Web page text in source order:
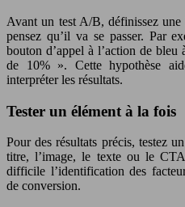
Avant un test A/B, définissez
pensez qu’il va se passer. Par
bouton d’appel à l’action de
de 10% ». Cette hypothèse
interpréter les résultats.
Tester un élément à la fois
Pour des résultats précis, testez
titre, l’image, le texte ou le
difficile l’identification des
de conversion.